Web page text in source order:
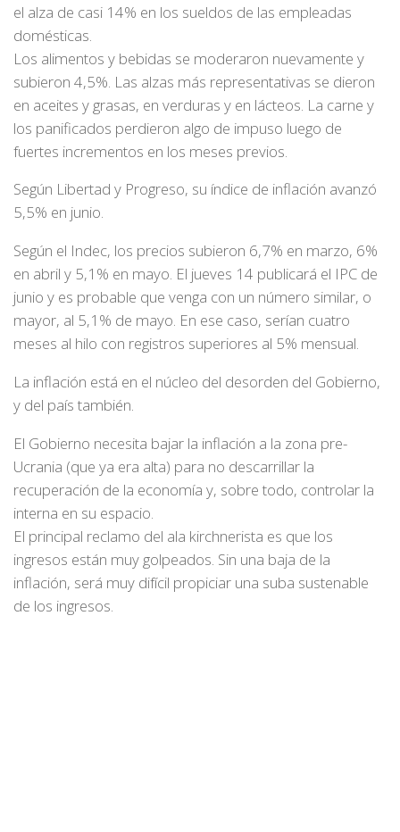
el alza de casi 14% en los sueldos de las empleadas
domésticas.
Los alimentos y bebidas se moderaron nuevamente y
subieron 4,5%. Las alzas más representativas se dieron
en aceites y grasas, en verduras y en lácteos. La carne y
los panificados perdieron algo de impuso luego de
fuertes incrementos en los meses previos.
Según Libertad y Progreso, su índice de inflación avanzó
5,5% en junio.
Según el Indec, los precios subieron 6,7% en marzo, 6%
en abril y 5,1% en mayo. El jueves 14 publicará el IPC de
junio y es probable que venga con un número similar, o
mayor, al 5,1% de mayo. En ese caso, serían cuatro
meses al hilo con registros superiores al 5% mensual.
La inflación está en el núcleo del desorden del Gobierno,
y del país también.
El Gobierno necesita bajar la inflación a la zona pre-
Ucrania (que ya era alta) para no descarrillar la
recuperación de la economía y, sobre todo, controlar la
interna en su espacio.
El principal reclamo del ala kirchnerista es que los
ingresos están muy golpeados. Sin una baja de la
inflación, será muy difícil propiciar una suba sustenable
de los ingresos.